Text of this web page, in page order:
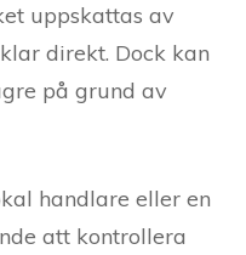
uppskattas av
direkt. Dock kan
på grund av
handlare eller en
att kontrollera